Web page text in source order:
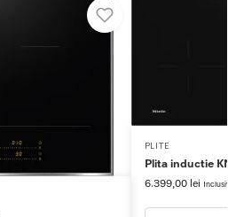
PLITE
Plita inductie
6.399,00 lei